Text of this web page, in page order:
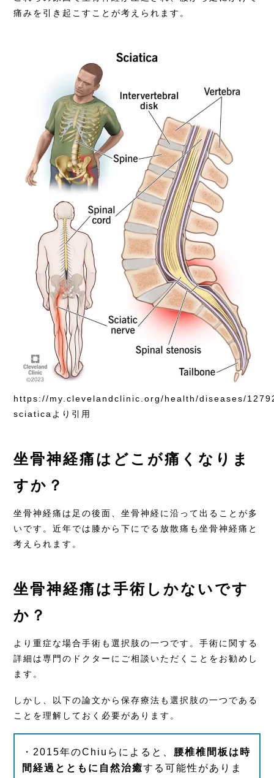
痛みを引き起こすことが考えられます。
https://my.clevelandclinic.org/health/diseases/
sciaticaより引用
坐骨神経痛はどこが痛くなりま
すか？
坐骨神経痛は足の後面、坐骨神経に沿って出ることが多
いです。近年では膝から下にでる放散痛も坐骨神経痛と
考えられます。
坐骨神経痛は手術しかないです
か？
より重症な場合手術も選択肢の一つです。手術に関する
詳細は専門のドクターにご相談いただくことをお勧めし
ます。
しかし、以下の論文から保存療法も選択肢の一つである
ことを理解しておく必要があります。
・ 2015年のChiuら によると、 腰椎椎間板は時
間経過とともに自然治癒する可能性がありま